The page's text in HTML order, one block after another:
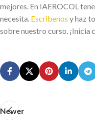
mejores. En IAEROCOL
necesita. Escribenos y haz
sobre nuestro curso. ¡Inicia
Newer